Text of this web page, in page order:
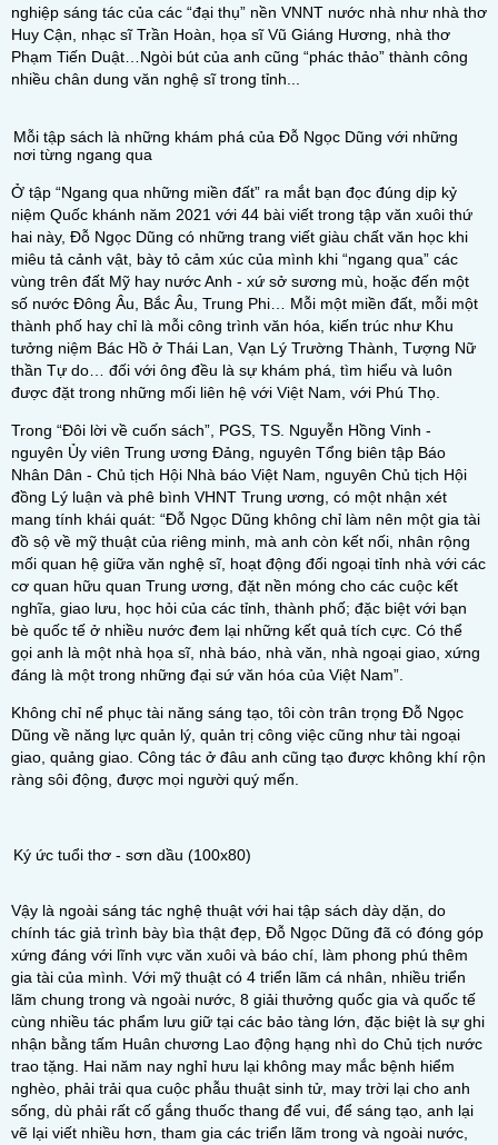
nghiệp sáng tác của các “đại thụ” nền VNNT nước nhà như nhà thơ
Huy Cận, nhạc sĩ Trần Hoàn, họa sĩ Vũ Giáng Hương, nhà thơ
Phạm Tiến Duật…Ngòi bút của anh cũng “phác thảo” thành công
nhiều chân dung văn nghệ sĩ trong tỉnh...
Mỗi tập sách là những khám phá của Đỗ Ngọc Dũng với những
nơi từng ngang qua
Ở tập “Ngang qua những miền đất” ra mắt bạn đọc đúng dịp kỷ
niệm Quốc khánh năm 2021 với 44 bài viết trong tập văn xuôi thứ
hai này, Đỗ Ngọc Dũng có những trang viết giàu chất văn học khi
miêu tả cảnh vật, bày tỏ cảm xúc của mình khi “ngang qua” các
vùng trên đất Mỹ hay nước Anh - xứ sở sương mù, hoặc đến một
số nước Đông Âu, Bắc Âu, Trung Phi… Mỗi một miền đất, mỗi một
thành phố hay chỉ là mỗi công trình văn hóa, kiến trúc như Khu
tưởng niệm Bác Hồ ở Thái Lan, Vạn Lý Trường Thành, Tượng Nữ
thần Tự do… đối với ông đều là sự khám phá, tìm hiểu và luôn
được đặt trong những mối liên hệ với Việt Nam, với Phú Thọ.
Trong “Đôi lời về cuốn sách”, PGS, TS. Nguyễn Hồng Vinh -
nguyên Ủy viên Trung ương Đảng, nguyên Tổng biên tập Báo
Nhân Dân - Chủ tịch Hội Nhà báo Việt Nam, nguyên Chủ tịch Hội
đồng Lý luận và phê bình VHNT Trung ương, có một nhận xét
mang tính khái quát: “Đỗ Ngọc Dũng không chỉ làm nên một gia tài
đồ sộ về mỹ thuật của riêng minh, mà anh còn kết nối, nhân rộng
mối quan hệ giữa văn nghệ sĩ, hoạt động đối ngoại tỉnh nhà với các
cơ quan hữu quan Trung ương, đặt nền móng cho các cuộc kết
nghĩa, giao lưu, học hỏi của các tỉnh, thành phố; đặc biệt với bạn
bè quốc tế ở nhiều nước đem lại những kết quả tích cực. Có thể
gọi anh là một nhà họa sĩ, nhà báo, nhà văn, nhà ngoại giao, xứng
đáng là một trong những đại sứ văn hóa của Việt Nam”.
Không chỉ nể phục tài năng sáng tạo, tôi còn trân trọng Đỗ Ngọc
Dũng về năng lực quản lý, quản trị công việc cũng như tài ngoại
giao, quảng giao. Công tác ở đâu anh cũng tạo được không khí rộn
ràng sôi động, được mọi người quý mến.
Ký ức tuổi thơ - sơn dầu (100x80)
Vậy là ngoài sáng tác nghệ thuật với hai tập sách dày dặn, do
chính tác giả trình bày bìa thật đẹp, Đỗ Ngọc Dũng đã có đóng góp
xứng đáng với lĩnh vực văn xuôi và báo chí, làm phong phú thêm
gia tài của mình. Với mỹ thuật có 4 triển lãm cá nhân, nhiều triển
lãm chung trong và ngoài nước, 8 giải thưởng quốc gia và quốc tế
cùng nhiều tác phẩm lưu giữ tại các bảo tàng lớn, đặc biệt là sự ghi
nhận bằng tấm Huân chương Lao động hạng nhì do Chủ tịch nước
trao tặng. Hai năm nay nghỉ hưu lại không may mắc bệnh hiểm
nghèo, phải trải qua cuộc phẫu thuật sinh tử, may trời lại cho anh
sống, dù phải rất cố gắng thuốc thang để vui, để sáng tạo, anh lại
vẽ lại viết nhiều hơn, tham gia các triển lãm trong và ngoài nước,